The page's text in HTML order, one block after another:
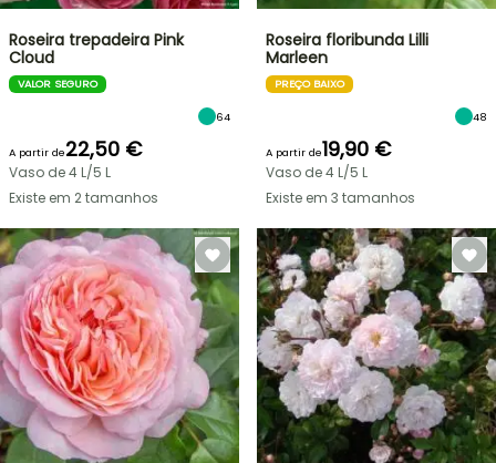
Roseira trepadeira Pink
Cloud
VALOR SEGURO
64
A partir de22,50 €
Vaso de 4 L/5 L
Existe em 2 tamanhos
Roseira floribunda Lilli
Marleen
PREÇO BAIXO
48
A partir de19,90 €
Vaso de 4 L/5 L
Existe em 3 tamanhos